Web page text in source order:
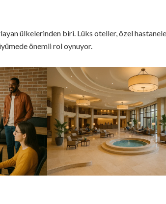
ülkelerinden biri. Lüks oteller, özel
önemli rol oynuyor.